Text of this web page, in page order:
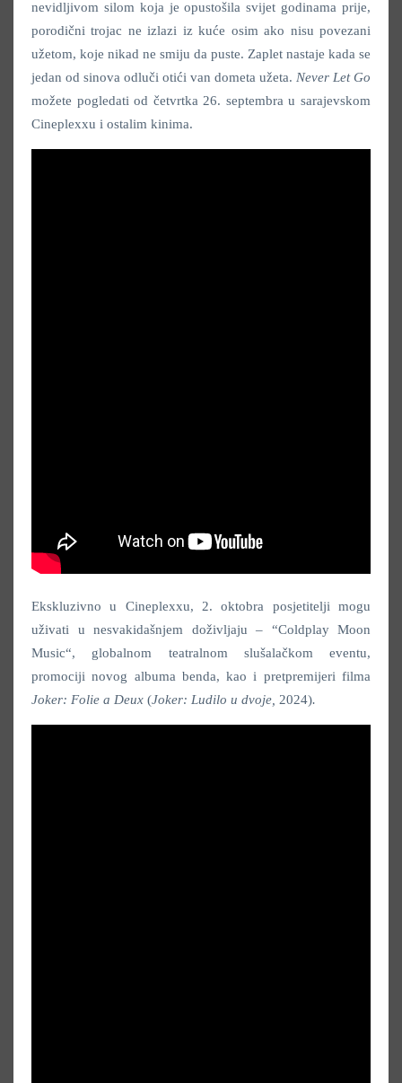
nevidljivom silom koja je opustošila svijet godinama prije,
porodični trojac ne izlazi iz kuće osim ako nisu povezani
užetom, koje nikad ne smiju da puste. Zaplet nastaje kada se
jedan od sinova odluči otići van dometa užeta. Never Let Go
možete pogledati od četvrtka 26. septembra u sarajevskom
Cineplexxu i ostalim kinima.
Ekskluzivno u Cineplexxu, 2. oktobra posjetitelji mogu
uživati u nesvakidašnjem doživljaju – “Coldplay Moon
Music“, globalnom teatralnom slušalačkom eventu,
promociji novog albuma benda, kao i pretpremijeri filma
Joker: Folie a Deux (Joker: Ludilo u dvoje, 2024).